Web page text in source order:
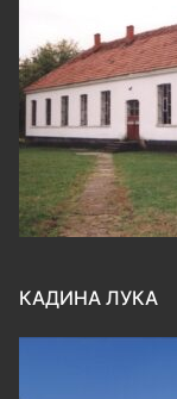
КАДИНА ЛУКА